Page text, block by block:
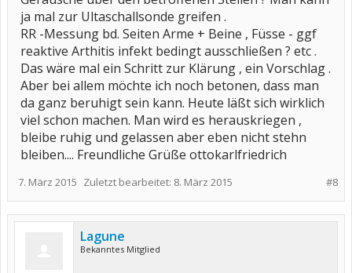
Maria
ja mal zur Ultaschallsonde greifen .
RR -Messung bd. Seiten Arme + Beine , Füsse - ggf
reaktive Arthitis infekt bedingt ausschließen ? etc .
Das wäre mal ein Schritt zur Klärung , ein Vorschlag .
Aber bei allem möchte ich noch betonen, dass man
da ganz beruhigt sein kann. Heute läßt sich wirklich
viel schon machen. Man wird es herauskriegen ,
bleibe ruhig und gelassen aber eben nicht stehn
bleiben.... Freundliche Grüße ottokarlfriedrich
#8
7. März 2015 Zuletzt bearbeitet: 8. März 2015
Lagune
Bekanntes Mitglied